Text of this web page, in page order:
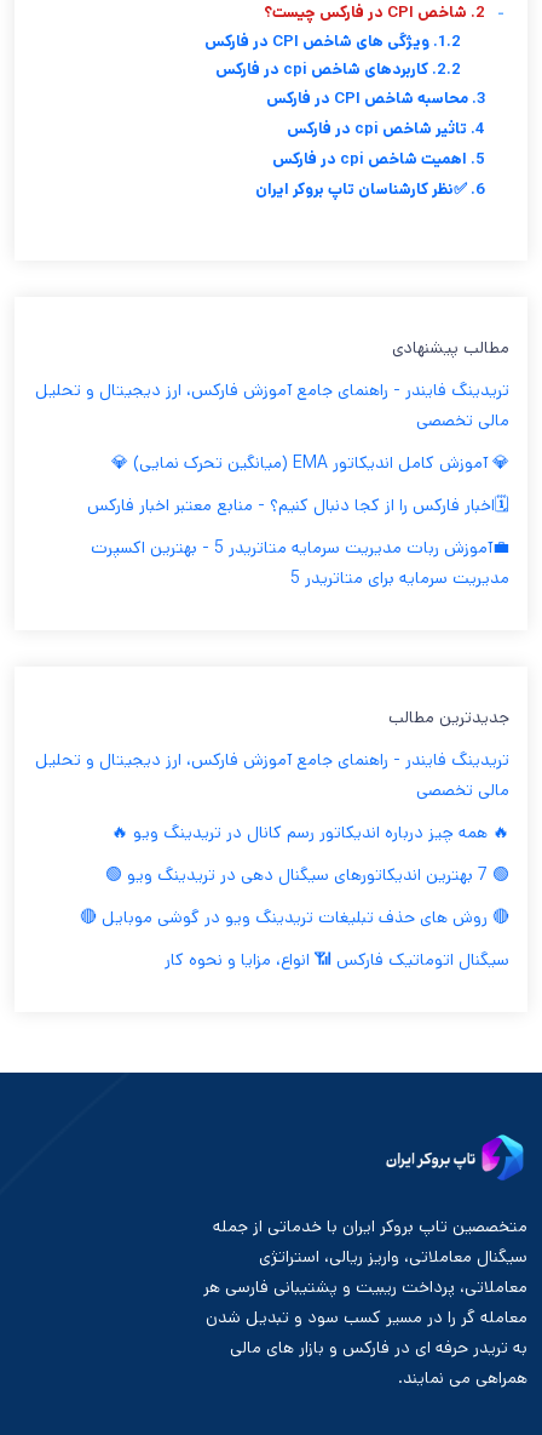
2. شاخص CPI در فارکس چیست؟
-
1.2. ویژگی های شاخص CPI در فارکس
2.2. کاربردهای شاخص cpi در فارکس
3. محاسبه شاخص CPI در فارکس
4. تاثیر شاخص cpi در فارکس
5. اهمیت شاخص cpi در فارکس
6. ✅نظر کارشناسان تاپ بروکر ایران
مطالب پیشنهادی
تریدینگ فایندر - راهنمای جامع آموزش فارکس، ارز دیجیتال و تحلیل
مالی تخصصی
💎 آموزش کامل اندیکاتور EMA (میانگین تحرک نمایی) 💎
🗓️اخبار فارکس را از کجا دنبال کنیم؟ - منابع معتبر اخبار فارکس
💼آموزش ربات مدیریت سرمایه متاتریدر 5 - بهترین اکسپرت
مدیریت سرمایه برای متاتریدر 5
جدیدترین مطالب
تریدینگ فایندر - راهنمای جامع آموزش فارکس، ارز دیجیتال و تحلیل
مالی تخصصی
🔥 همه چیز درباره اندیکاتور رسم کانال در تریدینگ ویو 🔥
🟢 7 بهترین اندیکاتورهای سیگنال دهی در تریدینگ ویو 🟢
🔴 روش های حذف تبلیغات تریدینگ ویو در گوشی موبایل 🔴
سیگنال اتوماتیک فارکس 📶 انواع، مزایا و نحوه کار
متخصصین تاپ بروکر ایران با خدماتی از جمله
سیگنال معاملاتی، واریز ریالی، استراتژی
معاملاتی، پرداخت ریبیت و پشتیبانی فارسی هر
معامله گر را در مسیر کسب سود و تبدیل شدن
به تریدر حرفه ای در فارکس و بازار های مالی
همراهی می نمایند.